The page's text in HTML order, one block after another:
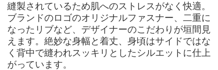
縫製されているため肌へのストレスがなく快適。
ブランドのロゴのオリジナルファスナー、二重に
なったリブなど、デザイナーのこだわりが垣間見
えます。絶妙な身幅と着丈、身頃はサイドではな
く背中で縫われスッキリとしたシルエットに仕上
がっています。